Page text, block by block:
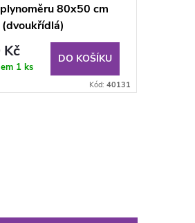
80x50 cm
(dvoukřídlá)
Kč
1 ks
DO KOŠÍKU
Kód: 40131